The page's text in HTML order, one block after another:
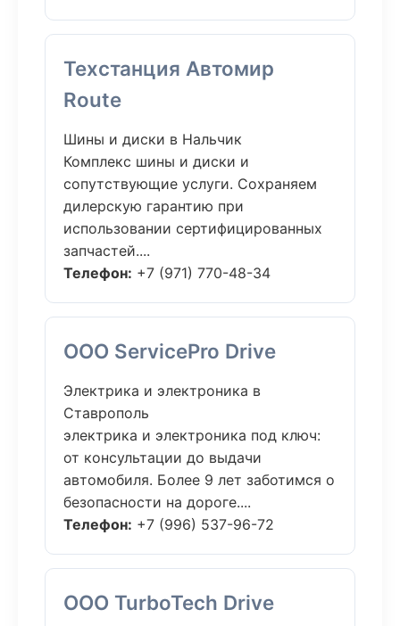
Техстанция Автомир
Route
Шины и диски в Нальчик
Комплекс шины и диски и
сопутствующие услуги. Сохраняем
дилерскую гарантию при
использовании сертифицированных
запчастей....
Телефон: +7 (971) 770-48-34
ООО ServicePro Drive
Электрика и электроника в
Ставрополь
электрика и электроника под ключ:
от консультации до выдачи
автомобиля. Более 9 лет заботимся о
безопасности на дороге....
Телефон: +7 (996) 537-96-72
ООО TurboTech Drive